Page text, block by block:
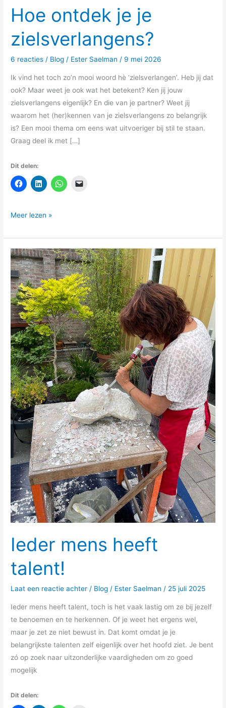
Hoe ontdek je je
zielsverlangens?
6 reacties / Blog / Ester Saelman/ 9 mei 2026
Ik vind het toch zo’n mooi woord hè ‘zielsverlangen’. Heb jij dat
ook? Maar weet je ook wat het betekent? Ken jij jouw
zielsverlangens eigenlijk? En die van je partner? Weet jij
waarom het (her)kennen van je zielsverlangens zo belangrijk
is? Een mooi thema om eens wat uitvoeriger bij stil te staan.
Graag deel ik met […]
Dit delen:
Meer lezen »
Ieder mens heeft
talent!
Laat een reactie achter / Blog / Ester Saelman/ 25 juli 2025
Ieder mens heeft talent, toch is het vaak lastig om ze bij jezelf
te benoemen en te herkennen. Of je weet het ergens wel,
maar je zet ze niet bewust in. Dat komt omdat je je
belangrijkste talenten zelf eigenlijk over het hoofd ziet. Je bent
zó op zoek naar uitzonderlijke vaardigheden om zo goed
mogelijk
Dit delen:
Ieder
mens
heeft
talent!